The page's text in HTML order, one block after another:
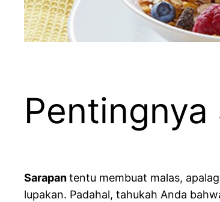
Pentingnya
Sarapantentu membuat malas,
lupakan. Padahal, tahukah Anda